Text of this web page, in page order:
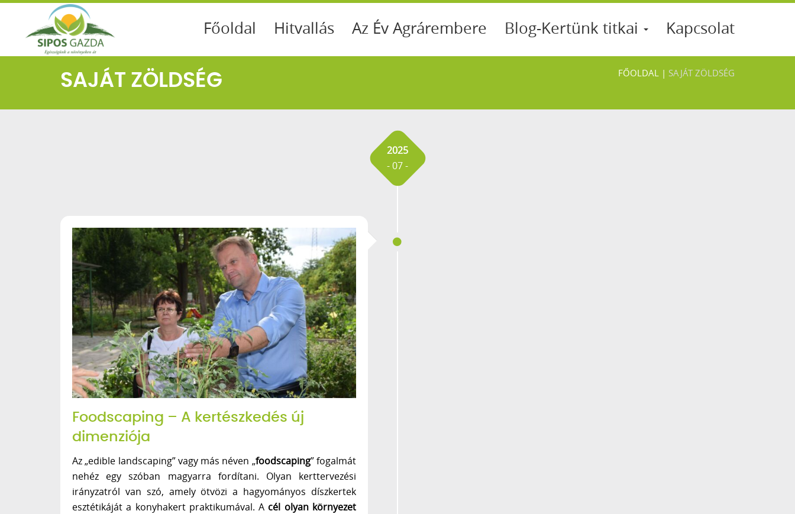
Főoldal Hitvallás Az Év Agrárembere Blog-Kertünk titkai Kapcsolat
SAJÁT ZÖLDSÉG FŐOLDAL | SAJÁT ZÖLDSÉG
2025
- 07 -
Foodscaping – A kertészkedés új
dimenziója
Az „edible landscaping” vagy más néven „foodscaping” fogalmát
nehéz egy szóban magyarra fordítani. Olyan kerttervezési
irányzatról van szó, amely ötvözi a hagyományos díszkertek
esztétikáját a konyhakert praktikumával. A cél olyan környezet